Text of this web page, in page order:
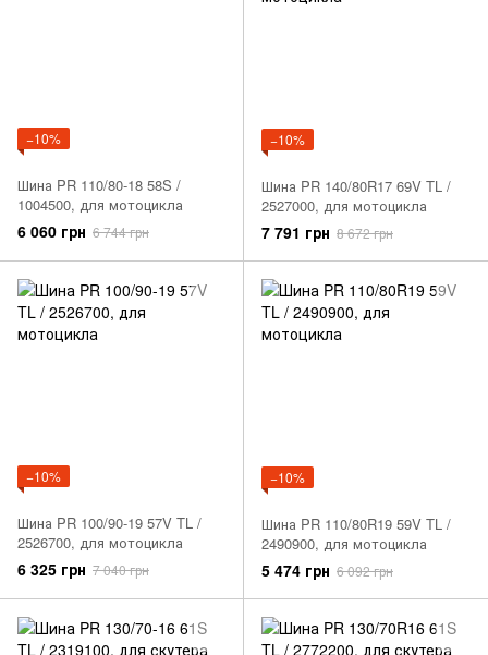
−10%
Шина PR 110/80-18 58S /
1004500, для мотоцикла
6 060 грн 6 744 грн
−10%
Шина PR 140/80R17 69V TL /
2527000, для мотоцикла
7 791 грн 8 672 грн
−10%
Шина PR 100/90-19 57V TL /
2526700, для мотоцикла
6 325 грн 7 040 грн
−10%
Шина PR 110/80R19 59V TL /
2490900, для мотоцикла
5 474 грн 6 092 грн